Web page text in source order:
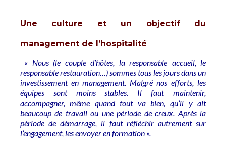
Une culture et un objectif du
management de l’hospitalité
« Nous (le couple d’hôtes, la responsable accueil, le
responsable restauration…) sommes tous les jours dans un
investissement en management. Malgré nos efforts, les
équipes sont moins stables. Il faut maintenir,
accompagner, même quand tout va bien, qu’il y ait
beaucoup de travail ou une période de creux. Après la
période de démarrage, il faut réfléchir autrement sur
l’engagement, les envoyer en formation ».